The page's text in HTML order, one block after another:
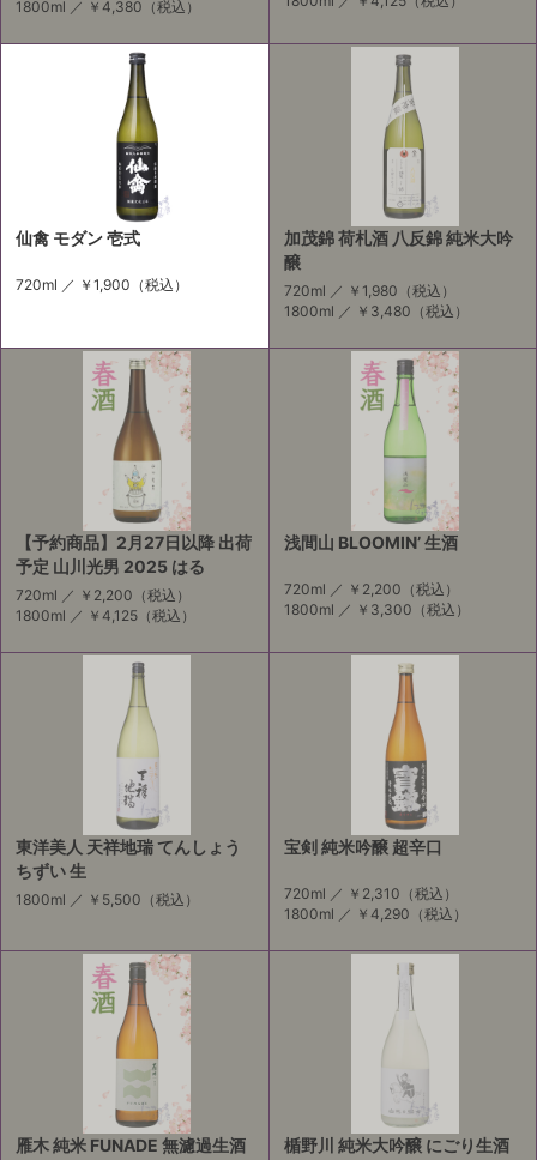
1800ml ／ ￥4,380 （税込）
仙禽 モダン 壱式
720ml ／ ￥1,900 （税込）
加茂錦 荷札酒 八反錦 純米大吟
醸
720ml ／ ￥1,980 （税込）
1800ml ／ ￥3,480 （税込）
【予約商品】2月27日以降 出荷
予定 山川光男 2025 はる
720ml ／ ￥2,200 （税込）
1800ml ／ ￥4,125 （税込）
浅間山 BLOOMIN’ 生酒
720ml ／ ￥2,200 （税込）
1800ml ／ ￥3,300 （税込）
東洋美人 天祥地瑞 てんしょう
ちずい 生
1800ml ／ ￥5,500 （税込）
宝剣 純米吟醸 超辛口
720ml ／ ￥2,310 （税込）
1800ml ／ ￥4,290 （税込）
雁木 純米 FUNADE 無濾過生酒
楯野川 純米大吟醸 にごり生酒